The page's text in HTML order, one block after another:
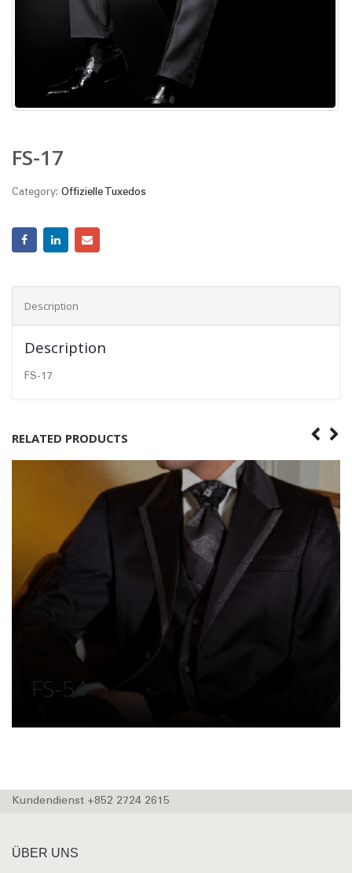
FS-17
Category: Offizielle Tuxedos
Description
Description
FS-17
RELATED PRODUCTS
FS-54
Kundendienst +852 2724 2615
ÜBER UNS